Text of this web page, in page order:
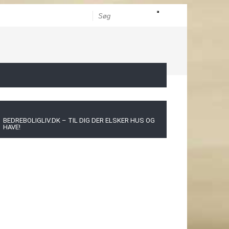
BEDREBOLIGLIV.DK – TIL DIG DER ELSKER HUS OG
HAVE!